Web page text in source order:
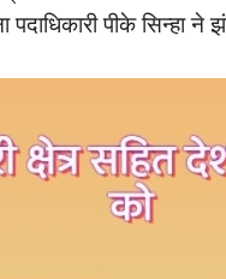
पीके सिन्हा ने